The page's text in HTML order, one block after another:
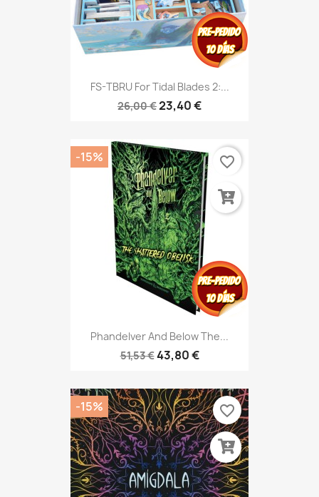
FS-TBRU For Tidal Blades 2:...
26,00 €23,40 €
Phandelver And Below The...
51,53 €43,80 €
-15% favorite_border
-15% favorite_border